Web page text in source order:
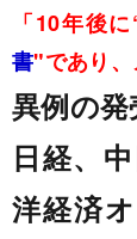
「10年後
書"であり、
異例の
日経、
洋経済